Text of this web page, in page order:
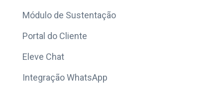
Módulo de Sustentação
Portal do Cliente
Eleve Chat
Integração WhatsApp